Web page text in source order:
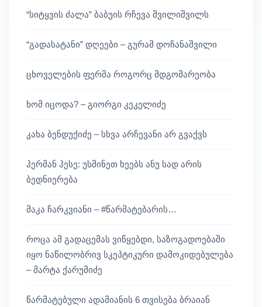
“სიტყვის ძალა” ბაბუის რჩევა შვილიშვილს
“გადასატანი” დღეები – გურამ დოჩანაშვილი
ცხოველების ფერმა როგორც მდგომარეობა
ხომ იცოდა? – გიორგი კეკელიძე
კახა ბენდუქიძე – სხვა არჩევანი არ გვაქვს
ჰერმან ჰესე: უსმინეთ ხეებს ანუ სად არის
ბედნიერება
მაკა ჩარკვიანი – #წარმატებარის…
როცა ამ გადაცემას ვიწყებდი, საზოგადოებაში
იყო ნაწილობრივ სკეპტიკური დამოკიდებულება
– მარტა ქარუმიძე
წარმატებული ადამიანის 6 თვისება ბრაიან